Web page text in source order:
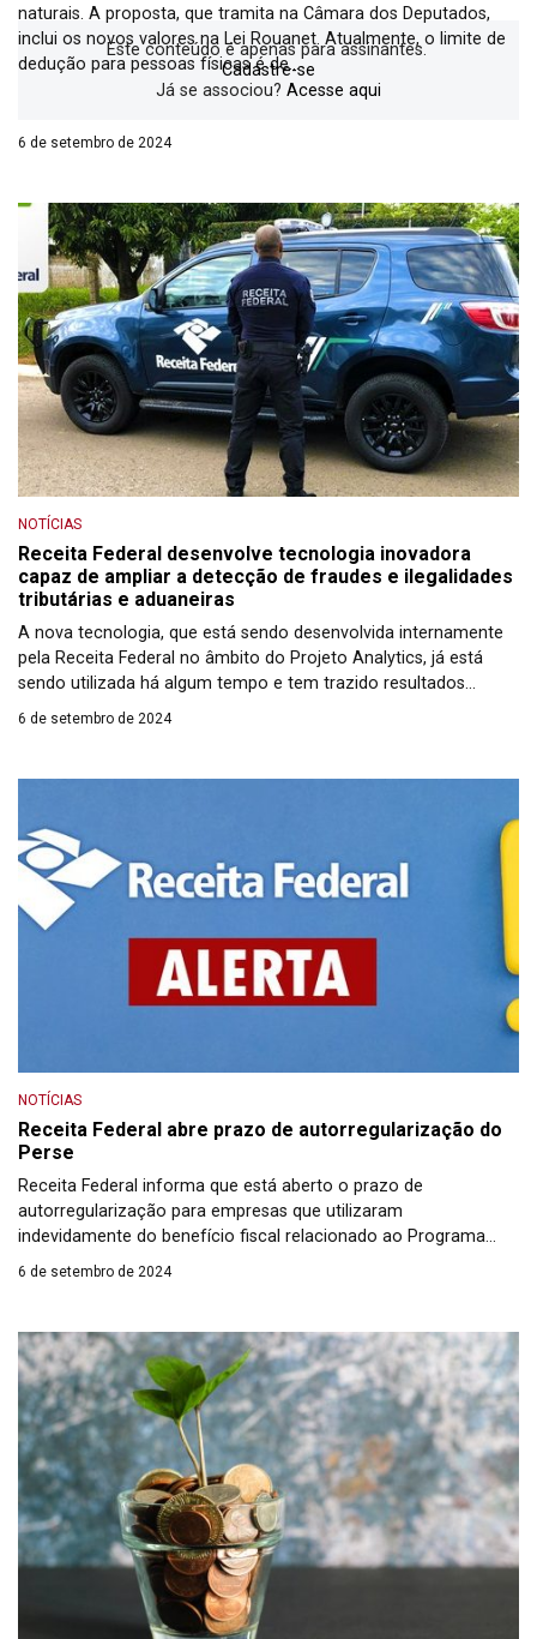
naturais. A proposta, que tramita na Câmara dos Deputados,
inclui os novos valores na Lei Rouanet. Atualmente, o limite de
dedução para pessoas físicas é de...
Este conteúdo é apenas para assinantes.
Cadastre-se
Já se associou? Acesse aqui
6 de setembro de 2024
NOTÍCIAS
Receita Federal desenvolve tecnologia inovadora
capaz de ampliar a detecção de fraudes e ilegalidades
tributárias e aduaneiras
A nova tecnologia, que está sendo desenvolvida internamente
pela Receita Federal no âmbito do Projeto Analytics, já está
sendo utilizada há algum tempo e tem trazido resultados
significativos em diversas áreas da administração tributária.
complexas para potencializar a análise dos dados fiscais e […]
6 de setembro de 2024
NOTÍCIAS
Receita Federal abre prazo de autorregularização do
Perse
Receita Federal informa que está aberto o prazo de
autorregularização para empresas que utilizaram
indevidamente do benefício fiscal relacionado ao Programa
Emergencial de Retomada do Setor de Eventos (Perse). A
de agosto de […]
6 de setembro de 2024